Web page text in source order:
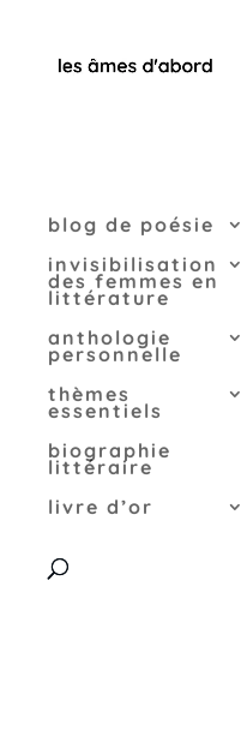
blog de poésie
invisibilisation
des femmes en
littérature
anthologie
personnelle
thèmes
essentiels
biographie
littéraire
livre d’or